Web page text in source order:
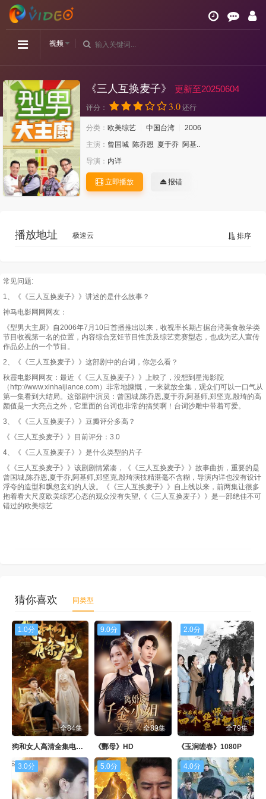
视频
《三人互换麦子》 更新至20250604
评分： 3.0 还行
分类： 欧美综艺 中国台湾
2006
主演： 曾国城 陈乔恩 夏于乔 阿基..
导演： 内详
立即播放 报错
排序
播放地址 极速云
常见问题:
1、《《三人互换麦子》》讲述的是什么故事？
神马电影网网网友：
《型男大主厨》自2006年7月10日首播推出以来，收视率长期占据台湾美食教学类
节目收视第一名的位置，内容综合烹饪节目性质及综艺竞赛型态，也成为艺人宣传
作品必上的一个节目。
2、《《三人互换麦子》》这部剧中的台词，你怎么看？
秋霞电影网网友：最近《《三人互换麦子》》上映了，没想到星海影院
（http://www.xinhaijiance.com）非常地慷慨，一来就放全集，观众们可以一口气从
第一集看到大结局。这部剧中演员：曾国城,陈乔恩,夏于乔,阿基师,郑坚克,殷琦的高
颜值是一大亮点之外，它里面的台词也非常的搞笑啊！台词沙雕中带着可爱。
3、《《三人互换麦子》》豆瓣评分多高？
《《三人互换麦子》》目前评分：3.0
4、《《三人互换麦子》》是什么类型的片子
《《三人互换麦子》》该剧剧情紧凑，《《三人互换麦子》》故事曲折，重要的是
曾国城,陈乔恩,夏于乔,阿基师,郑坚克,殷琦演技精湛毫不含糊，导演内详也没有设计
浮夸的造型和飘忽玄幻的人设。《《三人互换麦子》》自上线以来，前两集让很多
抱着看大尺度欧美综艺心态的观众没有失望,《《三人互换麦子》》是一部绝佳不可
错过的欧美综艺
猜你喜欢 同类型
1.0分
全84集
狗和女人高清全集电视剧免费观看
9.0分
全89集
《酆母》HD
2.0分
全79集
《玉涧缠春》1080P
3.0分 5.0分 4.0分